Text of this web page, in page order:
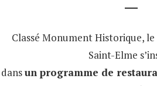
Classé Monument Historique,
Saint-Elme
dansun programme de